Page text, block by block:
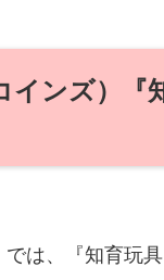
インズ）『
は、『知育玩